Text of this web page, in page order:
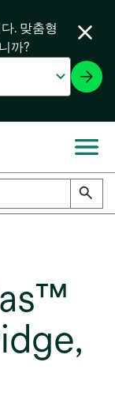
. 맞춤형
까?